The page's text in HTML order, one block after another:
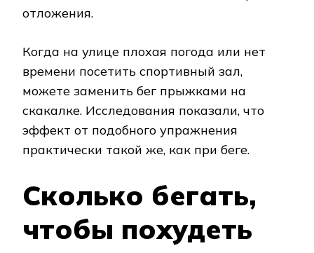
отложения.
Когда на улице плохая погода или нет
времени посетить спортивный зал,
можете заменить бег прыжками на
скакалке. Исследования показали, что
эффект от подобного упражнения
практически такой же, как при беге.
Сколько бегать,
чтобы похудеть